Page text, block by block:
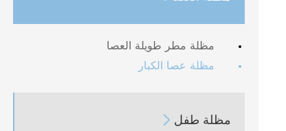
مظلة مطر طويلة العصا
مظلة عصا الكبار
مظلة طفل 